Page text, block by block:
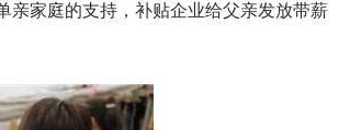
亲家庭的支持，补贴企业给父亲发放带薪